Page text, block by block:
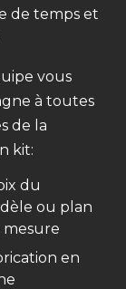
de temps et
vous
à toutes
de la
kit:
du
ou plan
mesure
en